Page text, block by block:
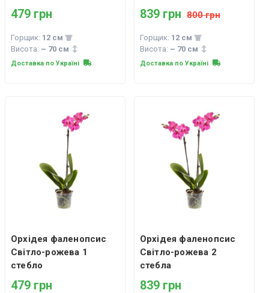
479 грн
Горщик: 12 см
Висота: ~ 70 см
Доставка по Україні
839 грн 800 грн
Горщик: 12 см
Висота: ~ 70 см
Доставка по Україні
Орхідея фаленопсис
Світло-рожева 1
стебло
479 грн
Орхідея фаленопсис
Світло-рожева 2
стебла
839 грн